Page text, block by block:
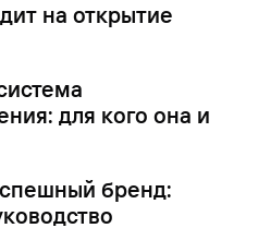
на открытие
для кого она и
бренд: